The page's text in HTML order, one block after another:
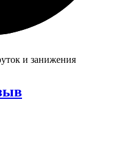
и занижения